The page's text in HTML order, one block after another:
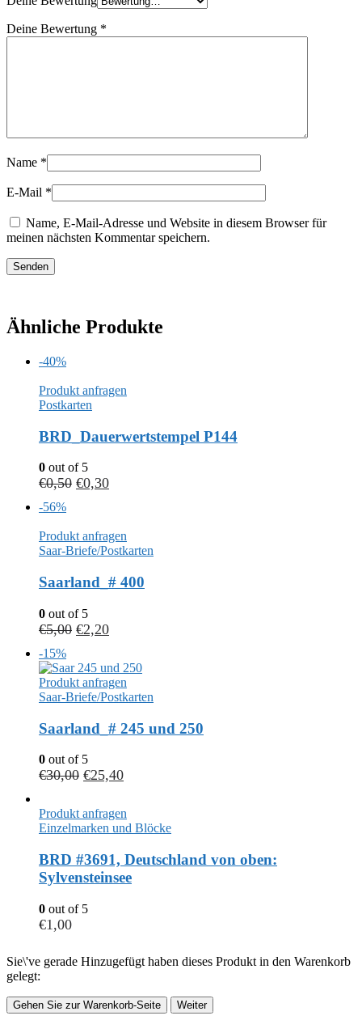
Deine Bewertung *
Name *
E-Mail *
Name, E-Mail-Adresse und Website in diesem Browser für
meinen nächsten Kommentar speichern.
Ähnliche Produkte
-40%
Produkt anfragen
Postkarten
BRD_Dauerwertstempel P144
0 out of 5
€0,50 €0,30
-56%
Produkt anfragen
Saar-Briefe/Postkarten
Saarland_# 400
0 out of 5
€5,00 €2,20
-15%
Produkt anfragen
Saar-Briefe/Postkarten
Saarland_# 245 und 250
0 out of 5
€30,00 €25,40
Produkt anfragen
Einzelmarken und Blöcke
BRD #3691, Deutschland von oben:
Sylvensteinsee
0 out of 5
€1,00
Sie\'ve gerade Hinzugefügt haben dieses Produkt in den Warenkorb
gelegt:
Gehen Sie zur Warenkorb-Seite Weiter